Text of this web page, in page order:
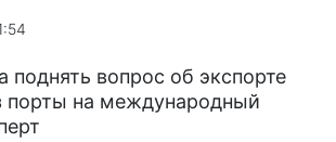
поднять вопрос об экспорте
порты на международный